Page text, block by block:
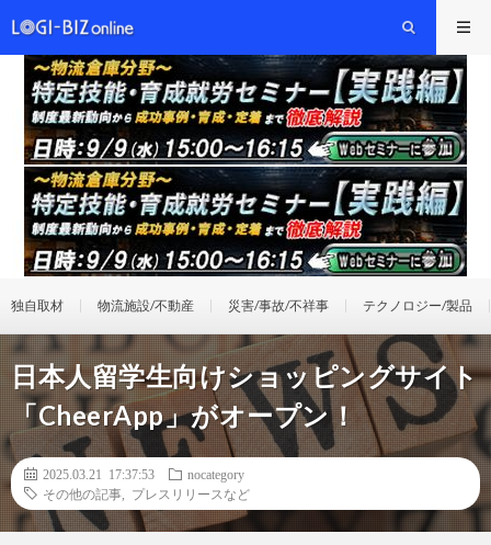
独自取材 物流施設/不動産 災害/事故/不祥事 テクノロジー/製品
日本人留学生向けショッピングサイト
「CheerApp」がオープン！
2025.03.21 17:37:53
nocategory
その他の記事
プレスリリースなど